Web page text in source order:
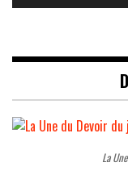
La